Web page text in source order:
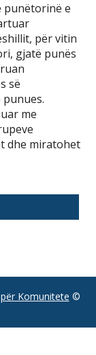
punëtorinë e
për vitin
gjatë punës
së
me
dhe miratohet
për Komunitete ©